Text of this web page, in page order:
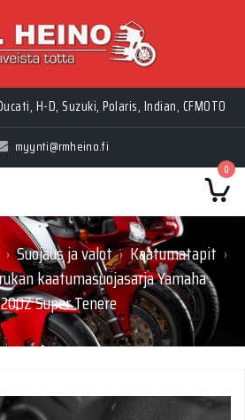
H-D, Suzuki, Polaris, Indian, CFMOTO
myynti@rmheino.fi
0
› Suojaus ja valot › Kaatumatapit ›
kaatumasuojasarja Yamaha
Super Tenere